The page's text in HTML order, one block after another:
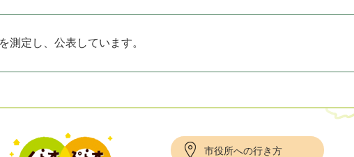
測定し、公表しています。
市役所への行き方